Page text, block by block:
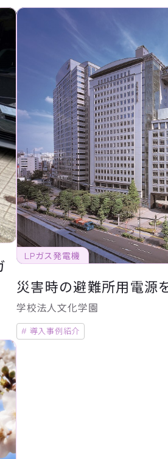
LPガス発電機
災害時の避難所用電源
学校法人文化学園
# 導入事例紹介